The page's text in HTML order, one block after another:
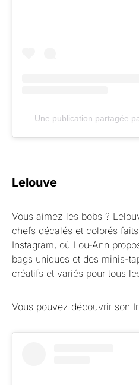
Une publication partagée
Lelouve
Vous aimez les bobs ?
chefs décalés et colorés
Instagram, où Lou-Ann
bags uniques et des minis-
créatifs et variés pour tous
Vous pouvez découvrir son